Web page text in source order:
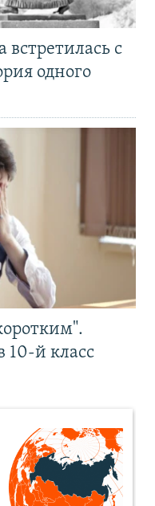
с
одного
10-й класс